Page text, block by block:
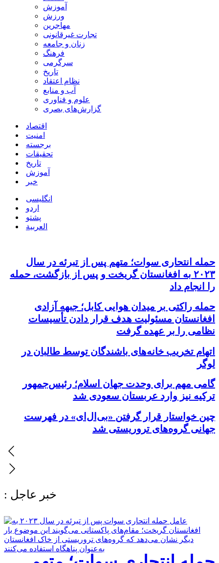
آموزش
ورزش
مهاجرین
تجارت غیرقانونی
زنان و جامعه
فرهنگ
سرگرمی
تاریخ
نظام اعتقاد
آب و منابع
علوم و فناوری
گزارش‌های بصری
اقتصاد
امنیت
برجسته
تحقیقات
تاریخ
آموزش
خبر
انگلیسی
اردو
پشتو
العربية
حمله انتحاری سوات؛ متهم پس از تبرئه در سال
۲۰۲۳ به افغانستان گریخت و پس از بازگشت، حمله
را انجام داد
حمله راکتی بر میدان هوایی کابل؛ جبهه آزادی
افغانستان مسئولیت هدف قرار دادن تأسیسات
نظامی را بر عهده گرفت
اتهام تخریب خانه‌های باشندگان توسط طالبان در
لوگر
گامی مهم برای وحدت جهان اسلام؛ رئیس‌جمهور
ترکیه نیز وارد عربستان سعودی شد
چین خواستار قرار گرفتن «بی‌ال‌ای» در فهرست
جهانی گروه‌های تروریستی شد
: خبر عاجل